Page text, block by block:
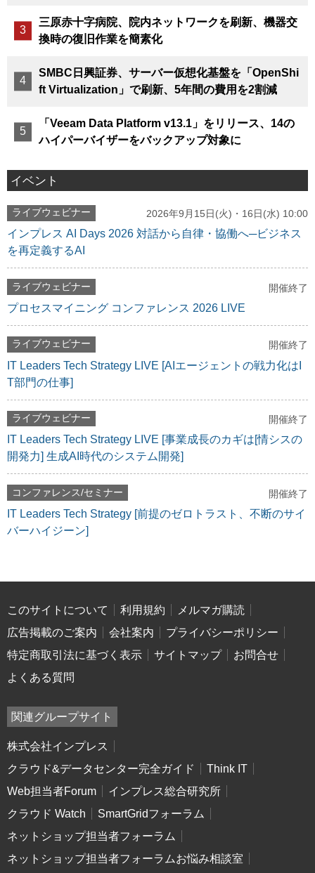
三原赤十字病院、院内ネットワークを刷新、機器交
換時の復旧作業を簡素化
SMBC日興証券、サーバー仮想化基盤を「OpenShi
ft Virtualization」で刷新、5年間の費用を2割減
「Veeam Data Platform v13.1」をリリース、14の
ハイパーバイザーをバックアップ対象に
イベント
ライブウェビナー 2026年9月15日(火)・16日(水) 10:00
インプレス AI Days 2026 対話から自律・協働へ─ビジネス
を再定義するAI
ライブウェビナー 開催終了
プロセスマイニング コンファレンス 2026 LIVE
ライブウェビナー 開催終了
IT Leaders Tech Strategy LIVE [AIエージェントの戦力化はI
T部門の仕事]
ライブウェビナー 開催終了
IT Leaders Tech Strategy LIVE [事業成長のカギは[情シスの
開発力] 生成AI時代のシステム開発]
コンファレンス/セミナー 開催終了
IT Leaders Tech Strategy [前提のゼロトラスト、不断のサイ
バーハイジーン]
このサイトについて 利用規約
メルマガ購読
広告掲載のご案内
会社案内
プライバシーポリシー
特定商取引法に基づく表示
サイトマップ
お問合せ
よくある質問
関連グループサイト
株式会社インプレス
クラウド&データセンター完全ガイド
Think IT
Web担当者Forum
インプレス総合研究所
クラウド Watch
SmartGridフォーラム
ネットショップ担当者フォーラム
ネットショップ担当者フォーラムお悩み相談室